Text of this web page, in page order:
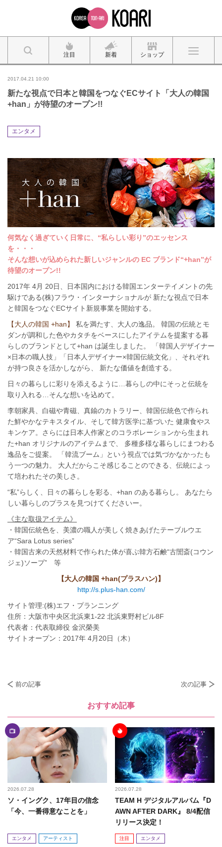
注目 新着 ショップ
2017.04.21 10:00
新たな視点で日本と韓国をつなぐECサイト「大人の韓国
+han」が待望のオープン!!
エンタメ
何気なく過ぎていく日常に、“私らしい彩り”のエッセンス
を・・・
そんな想いが込められた新しいジャンルの EC ブランド“+han”が
待望のオープン!!
2017年 4月 20日、日本国内における韓国エンターテイメントの先
駆けである(株)フラウ・インターナショナルが 新たな視点で日本
と韓国をつなぐECサイト新規事業を開始する。
【大人の韓国 +han】
私を満たす、大人の逸品。 韓国の伝統とモ
ダンが調和した色やカタチをベースにしたアイテムを提案する暮
らしのブランドとして+han は誕生しました。 「韓国人デザイナー
×日本の職人技」「日本人デザイナー×韓国伝統文化」、それぞれ
が持つ良さを活かしながら、 新たな価値を創造する。
日々の暮らしに彩りを添えるように…暮らしの中にそっと伝統を
取り入れる…そんな想いを込めて。
李朝家具、白磁や青磁、真鍮のカトラリー、韓国伝統色で作られ
た鮮やかなテキスタイル、そして韓方医学に基づいた 健康食やス
キンケア。さらには日本人作家とのコラボレーションから生まれ
た+han オリジナルのアイテムまで、 多種多様な暮らしにまつわる
逸品をご提案。 「韓流ブーム」という視点では気づかなかったも
う一つの魅力。 大人だからこそ感じることのできる、伝統によっ
て培われたその美しさ。
“私”らしく、日々の暮らしを彩る、+han のある暮らし。 あなたら
しい暮らしのプラスを見つけてくださいー。
《主な取扱アイテム》
・韓国伝統色を、美濃の職人が美しく焼きあげたテーブルウエ
ア“Sara Lotus series”
・韓国古来の天然材料で作られた体が喜ぶ韓方石鹸“古誾斎(コウン
ジェ)ソープ” 等
【大人の韓国 +han(プラスハン)】
http://s.plus-han.com/
サイト管理:(株)エフ・プランニング
住所：大阪市中央区北浜東1-22 北浜東野村ビル8F
代表者：代表取締役 金沢榮美
サイトオープン：2017年 4月20日（木）
前の記事 次の記事
おすすめ記事
2026.07.28
ソ・イングク、17年目の信念
「今、一番得意なことを」
エンタメ アーティスト
2026.07.28
TEAM H デジタルアルバム『D
AWN AFTER DARK』 8/4配信
リリース決定！
注目 エンタメ